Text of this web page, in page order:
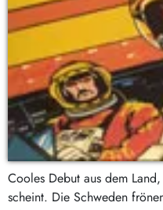
Cooles Debut aus dem
scheint. Die Schweden